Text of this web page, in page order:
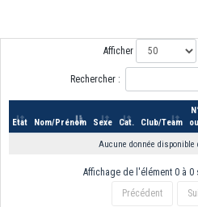
Afficher
Rechercher :
Etat Nom/Prénom Sexe Cat. Club/Team
Aucune donnée
Affichage de l'élément 0 à 0
Précédent